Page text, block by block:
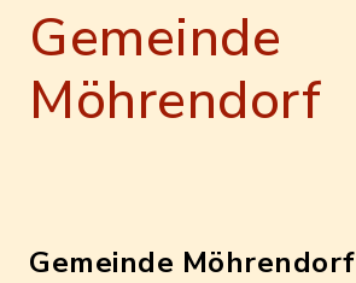
Gemeinde
Möhrendorf
Gemeinde Möhrendorf